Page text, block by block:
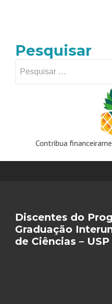
Pesquisar
por:
Contribua
Discentes do
Graduação
de Ciências – USP